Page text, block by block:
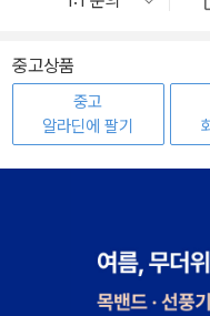
중고상품
중고
알라딘에 팔기